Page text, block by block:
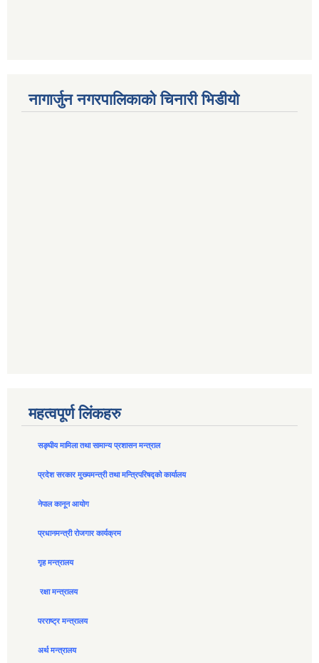
नागार्जुन नगरपालिकाको चिनारी भिडीयो
महत्वपूर्ण लिंकहरु
सङ्घीय मामिला तथा सामान्य प्रशासन मन्त्राल
प्रदेश सरकार मुख्यमन्त्री तथा मन्त्रिपरिषद्को कार्यालय
नेपाल कानून आयोग
प्रधानमन्त्री रोजगार कार्यक्रम
गृह मन्त्रालय
रक्षा मन्त्रालय
परराष्ट्र मन्त्रालय
अर्थ मन्त्रालय